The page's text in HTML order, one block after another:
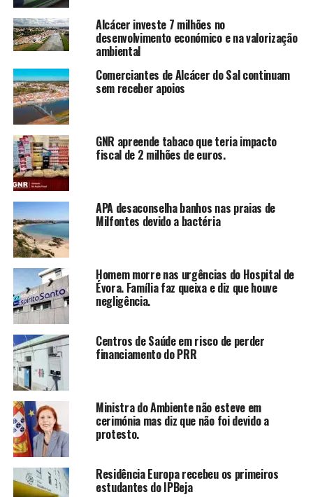
Alcácer investe 7 milhões no
desenvolvimento económico e na valorização
ambiental
Comerciantes de Alcácer do Sal continuam
sem receber apoios
GNR apreende tabaco que teria impacto
fiscal de 2 milhões de euros.
APA desaconselha banhos nas praias de
Milfontes devido a bactéria
Homem morre nas urgências do Hospital de
Évora. Família faz queixa e diz que houve
negligência.
Centros de Saúde em risco de perder
financiamento do PRR
Ministra do Ambiente não esteve em
cerimónia mas diz que não foi devido a
protesto.
Residência Europa recebeu os primeiros
estudantes do IPBeja